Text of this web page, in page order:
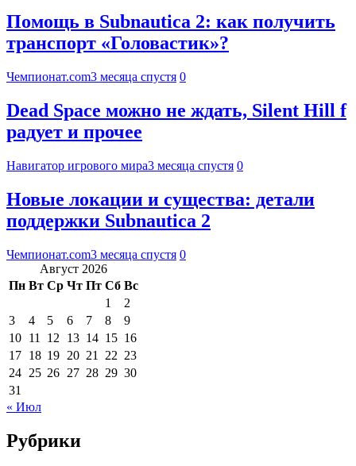
Помощь в Subnautica 2: как получить
транспорт «Головастик»?
Чемпионат.com3 месяца спустя 0
Dead Space можно не ждать, Silent Hill f
радует и прочее
Навигатор игрового мира3 месяца спустя 0
Новые локации и существа: детали
поддержки Subnautica 2
Чемпионат.com3 месяца спустя 0
Август 2026
Пн Вт Ср Чт Пт Сб Вс
1
2
3
4 5 6 7 8
9
10 11 12 13 14 15 16
17 18 19 20 21 22 23
24 25 26 27 28 29 30
31
« Июл
Рубрики